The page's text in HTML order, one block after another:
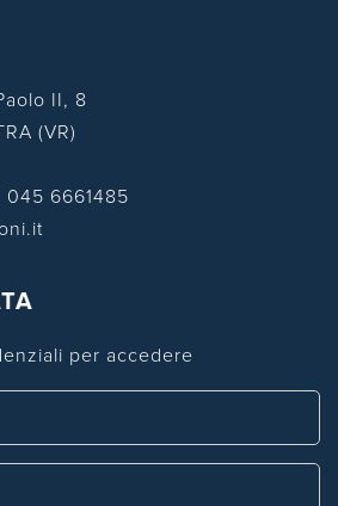
II, 8
(VR)
045 6661485
per accedere